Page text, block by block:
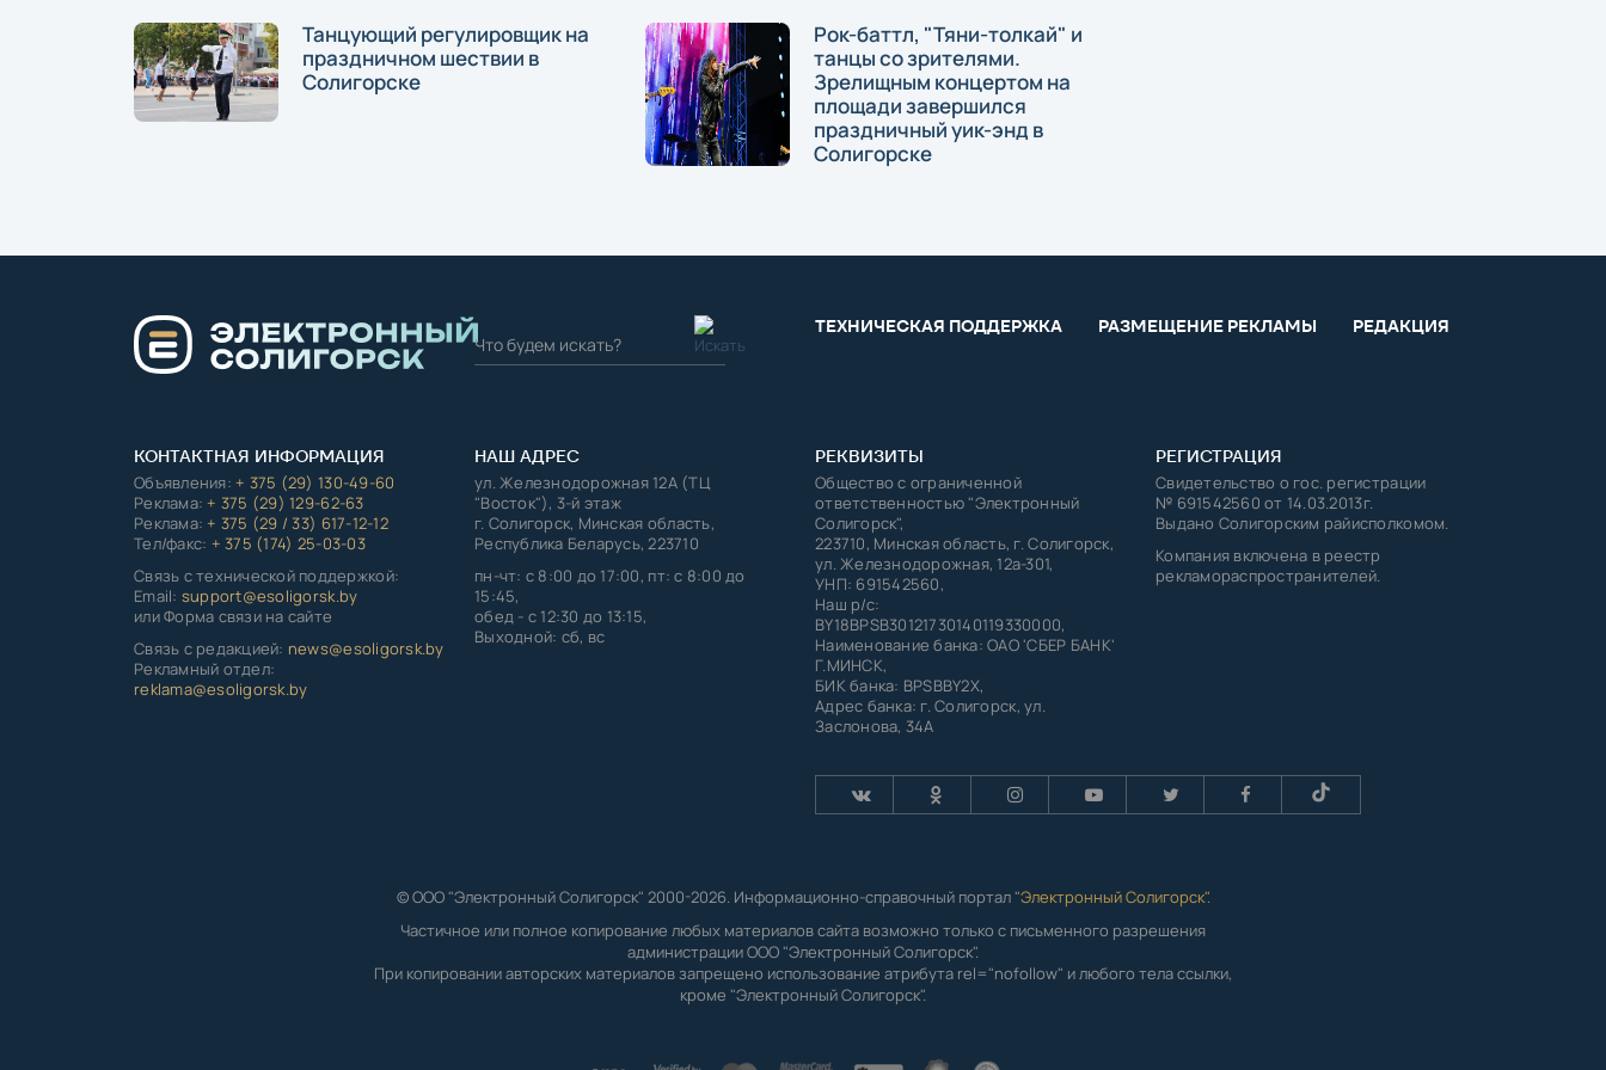
Танцующий регулировщик на
праздничном шествии в
Солигорске
Рок-баттл, "Тяни-толкай" и
танцы со зрителями.
Зрелищным концертом на
площади завершился
праздничный уик-энд в
Солигорске
ТЕХНИЧЕСКАЯ ПОДДЕРЖКА РАЗМЕЩЕНИЕ РЕКЛАМЫ РЕДАКЦИЯ
КОНТАКТНАЯ ИНФОРМАЦИЯ
Объявления:+ 375 (29) 130-49-60
Реклама:+ 375 (29) 129-62-63
Реклама:+ 375 (29 / 33) 617-12-12
Тел/факс: + 375 (174) 25-03-03
Связь с технической поддержкой:
Email: support@esoligorsk.by
или Форма связи на сайте
Связь с редакцией: news@esoligorsk.by
Рекламный отдел:
reklama@esoligorsk.by
НАШ АДРЕС
ул. Железнодорожная 12А (ТЦ
"Восток"), 3-й этаж
г. Солигорск, Минская область,
Республика Беларусь, 223710
пн-чт: с 8:00 до 17:00, пт: с 8:00 до
15:45,
обед - с 12:30 до 13:15,
Выходной: сб, вс
РЕКВИЗИТЫ
Общество с ограниченной
ответственностью "Электронный
Солигорск",
223710, Минская область, г. Солигорск,
ул. Железнодорожная, 12а-301,
УНП: 691542560,
Наш р/с:
BY18BPSB30121730140119330000,
Наименование банка: ОАО 'СБЕР БАНК'
Г.МИНСК,
БИК банка: BPSBBY2X,
Адрес банка: г. Солигорск, ул.
Заслонова, 34А
РЕГИСТРАЦИЯ
Свидетельство о гос. регистрации
№ 691542560 от 14.03.2013г.
Выдано Солигорским райисполкомом.
Компания включена в реестр
рекламораспространителей.
© ООО "Электронный Солигорск" 2000-2026. Информационно-справочный портал "Электронный Солигорск".
Частичное или полное копирование любых материалов сайта возможно только с письменного разрешения
администрации ООО "Электронный Солигорск".
При копировании авторских материалов запрещено использование атрибута rel="nofollow" и любого тела ссылки,
кроме "Электронный Солигорск".